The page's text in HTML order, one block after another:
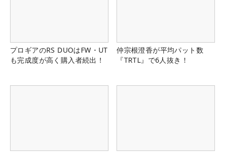
プロギアのRS DUOはFW・UT
も完成度が高く購入者続出！
仲宗根澄香が平均パット数
『TRTL』で6人抜き！